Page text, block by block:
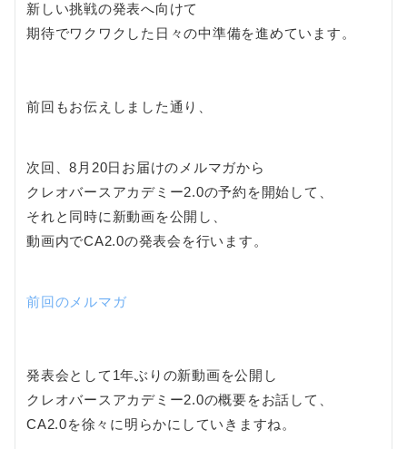
新しい挑戦の発表へ向けて
期待でワクワクした日々の中準備を進めています。
前回もお伝えしました通り、
次回、8月20日お届けのメルマガから
クレオバースアカデミー2.0の予約を開始して、
それと同時に新動画を公開し、
動画内でCA2.0の発表会を行います。
前回のメルマガ
発表会として1年ぶりの新動画を公開し
クレオバースアカデミー2.0の概要をお話して、
CA2.0を徐々に明らかにしていきますね。